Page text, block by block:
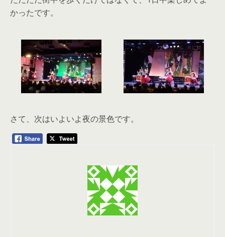
かったです。
さて、次はいよいよ夜の景色です。